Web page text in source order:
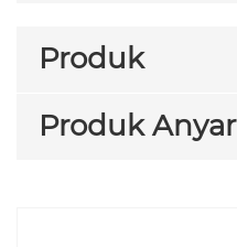
Produk
Produk Anyar